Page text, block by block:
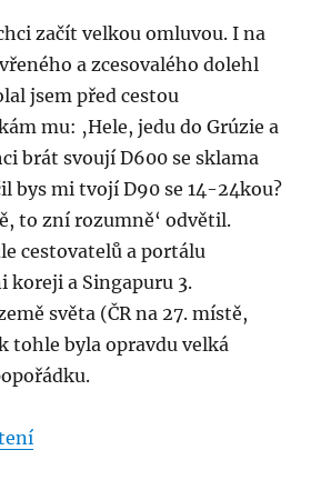
začít velkou omluvou. I na
a zcesovalého dolehl
jsem před cestou
mu: ‚Hele, jedu do Grúzie a
brát svoují D600 se sklama
bys mi tvojí D90 se 14-24kou?
to zní rozumně‘ odvětil.
cestovatelů a portálu
koreji a Singapuru 3.
světa (ČR na 27. místě,
tohle byla opravdu velká
„Grúzie – krásná, magická,